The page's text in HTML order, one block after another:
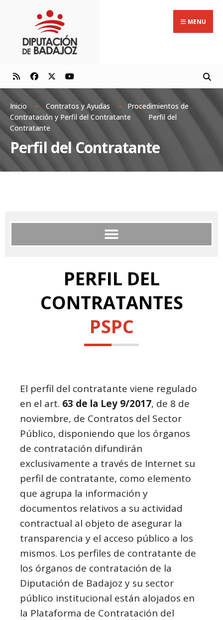
MENU
Inicio Contratos y Ayudas
Procedimientos de
Contratación y Perfil del Contratante
Perfil del
Contratante
Perfil del Contratante
PERFIL DEL
CONTRATANTES
PSPC
El perfil del contratante viene regulado
en el art. 63 de la Ley 9/2017, de 8 de
noviembre, de Contratos del Sector
Público, disponiendo que los órganos
de contratación difundirán
exclusivamente a través de Internet su
perfil de contratante, como elemento
que agrupa la información y
documentos relativos a su actividad
contractual al objeto de asegurar la
transparencia y el acceso público a los
mismos. Los perfiles de contratante de
los órganos de contratación de la
Diputación de Badajoz y su sector
público institucional están alojados en
la Plataforma de Contratación del